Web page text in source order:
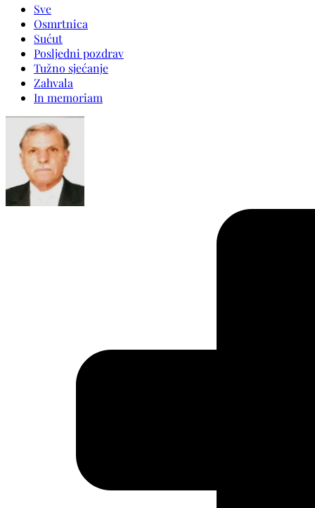
Sve
Osmrtnica
Sućut
Posljedni pozdrav
Tužno sjećanje
Zahvala
In memoriam